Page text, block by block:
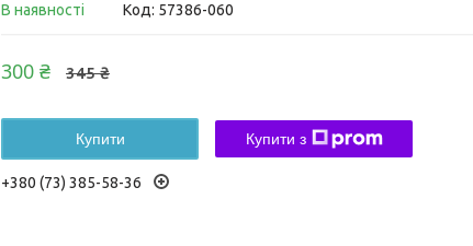
В наявності Код: 57386-060
345 ₴
300 ₴
Купити Купити з
+380 (73) 385-58-36